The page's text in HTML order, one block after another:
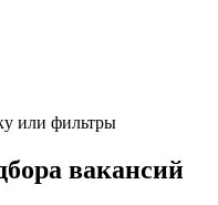
или фильтры
вакансий